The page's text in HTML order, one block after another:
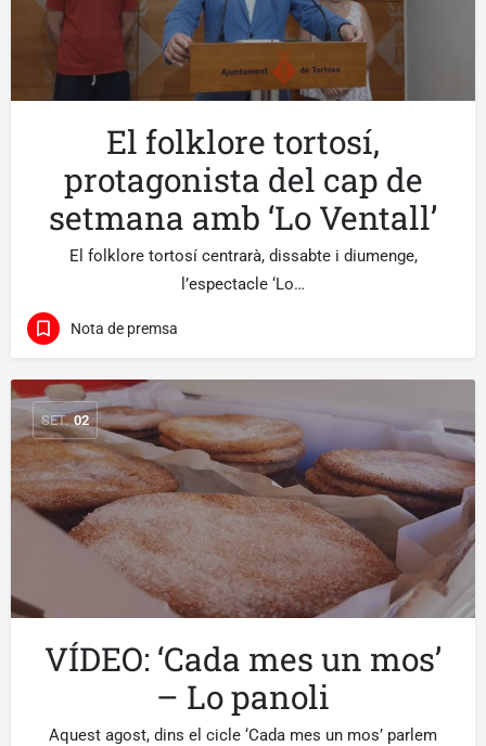
El folklore tortosí,
protagonista del cap de
setmana amb ‘Lo Ventall’
El folklore tortosí centrarà, dissabte i diumenge,
l’espectacle ‘Lo…
Nota de premsa
SET. 02
VÍDEO: ‘Cada mes un mos’
– Lo panoli
Aquest agost, dins el cicle ‘Cada mes un mos’ parlem